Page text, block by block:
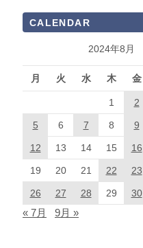
CALENDAR
2024年8月
月 火 水 木 金
1 2
5 6 7 8 9
12 13 14 15 16
19 20 21 22 23
26 27 28 29 30
« 7月 9月 »